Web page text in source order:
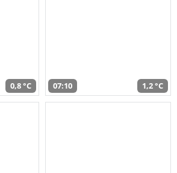
0,8 °C 07:10 1,2 °C